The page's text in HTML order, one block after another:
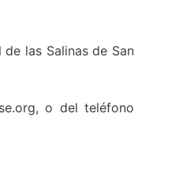
las Salinas de San
o del teléfono